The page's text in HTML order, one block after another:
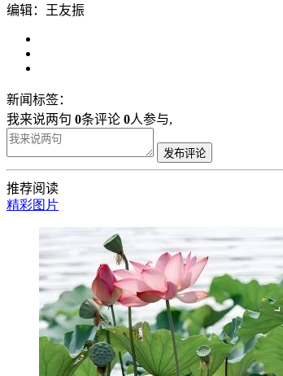
编辑：王友振
新闻标签：
我来说两句 0条评论 0人参与,
发布评论
推荐阅读